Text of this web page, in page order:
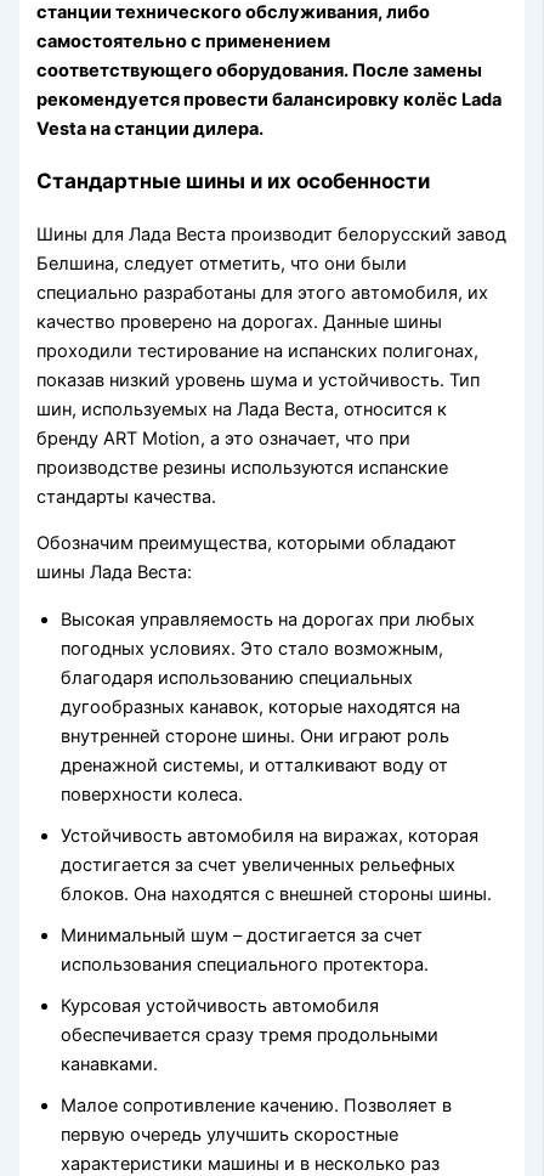
станции технического обслуживания, либо
самостоятельно с применением
соответствующего оборудования. После замены
рекомендуется провести балансировку колёс Lada
Vesta на станции дилера.
Стандартные шины и их особенности
Шины для Лада Веста производит белорусский завод
Белшина, следует отметить, что они были
специально разработаны для этого автомобиля, их
качество проверено на дорогах. Данные шины
проходили тестирование на испанских полигонах,
показав низкий уровень шума и устойчивость. Тип
шин, используемых на Лада Веста, относится к
бренду ART Motion, а это означает, что при
производстве резины используются испанские
стандарты качества.
Обозначим преимущества, которыми обладают
шины Лада Веста:
Высокая управляемость на дорогах при любых
погодных условиях. Это стало возможным,
благодаря использованию специальных
дугообразных канавок, которые находятся на
внутренней стороне шины. Они играют роль
дренажной системы, и отталкивают воду от
поверхности колеса.
Устойчивость автомобиля на виражах, которая
достигается за счет увеличенных рельефных
блоков. Она находятся с внешней стороны шины.
Минимальный шум – достигается за счет
использования специального протектора.
Курсовая устойчивость автомобиля
обеспечивается сразу тремя продольными
канавками.
Малое сопротивление качению. Позволяет в
первую очередь улучшить скоростные
характеристики машины и в несколько раз